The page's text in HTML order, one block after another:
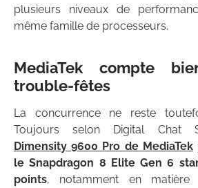
plusieurs niveaux de
même famille de processeurs.
MediaTek compte
trouble-fêtes
La concurrence ne reste
Toujours selon Digital Chat
Dimensity 9600 Pro de MediaTek
le Snapdragon 8 Elite Gen 6
points, notamment en matière